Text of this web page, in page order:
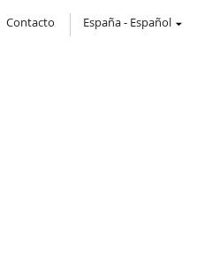
Contacto España- Español